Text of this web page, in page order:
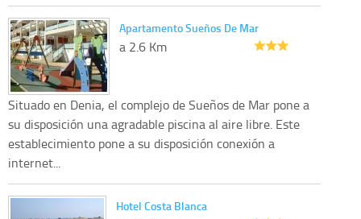
Apartamento Sueños De Mar
a 2.6 Km
Situado en Denia, el complejo de Sueños de Mar pone a
su disposición una agradable piscina al aire libre. Este
establecimiento pone a su disposición conexión a
internet...
Hotel Costa Blanca